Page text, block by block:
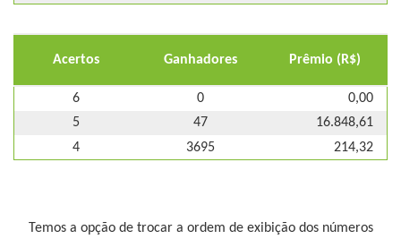
Acertos Ganhadores Prêmio (R$)
6 0
0,00
5
47
16.848,61
4
3695 214,32
Temos a opção de trocar a ordem de exibição dos números